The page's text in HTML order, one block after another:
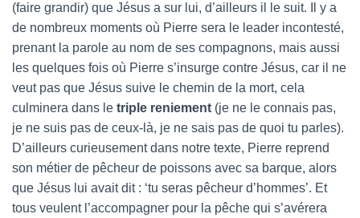
(faire grandir) que Jésus a sur lui, d’ailleurs il le suit. Il y a
de nombreux moments où Pierre sera le leader incontesté,
prenant la parole au nom de ses compagnons, mais aussi
les quelques fois où Pierre s’insurge contre Jésus, car il ne
veut pas que Jésus suive le chemin de la mort, cela
culminera dans le triple reniement (je ne le connais pas,
je ne suis pas de ceux-là, je ne sais pas de quoi tu parles).
D’ailleurs curieusement dans notre texte, Pierre reprend
son métier de pêcheur de poissons avec sa barque, alors
que Jésus lui avait dit : ‘tu seras pêcheur d’hommes’. Et
tous veulent l’accompagner pour la pêche qui s’avérera